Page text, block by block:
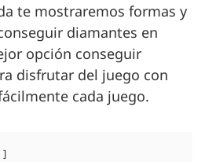
te mostraremos formas y
diamantes en
opción conseguir
disfrutar del juego con
cada juego.